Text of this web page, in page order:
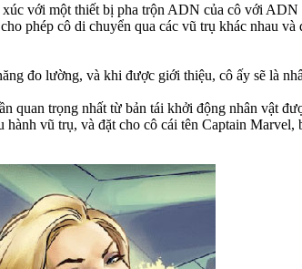
với một thiết bị pha trộn ADN của cô với
phép cô di chuyển qua các vũ trụ khác nhau và
đo lường, và khi được giới thiệu, cô ấy sẽ là
trọng nhất từ bản tái khởi động nhân vật
vũ trụ, và đặt cho cô cái tên Captain